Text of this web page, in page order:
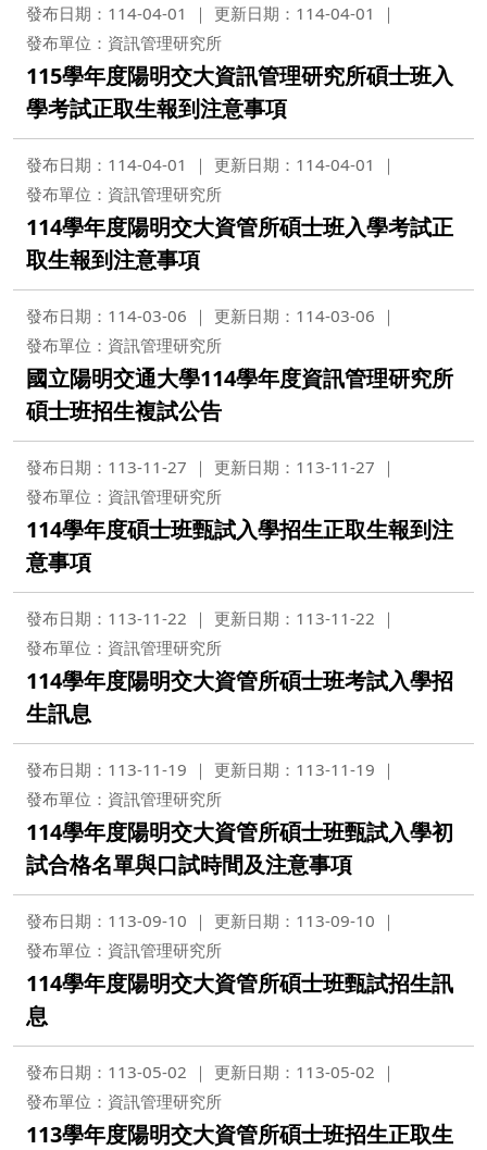
發布日期：114-04-01
更新日期：114-04-01
發布單位：資訊管理研究所
115學年度陽明交大資訊管理研究所碩士班入
學考試正取生報到注意事項
發布日期：114-04-01
更新日期：114-04-01
發布單位：資訊管理研究所
114學年度陽明交大資管所碩士班入學考試正
取生報到注意事項
發布日期：114-03-06
更新日期：114-03-06
發布單位：資訊管理研究所
國立陽明交通大學114學年度資訊管理研究所
碩士班招生複試公告
發布日期：113-11-27
更新日期：113-11-27
發布單位：資訊管理研究所
114學年度碩士班甄試入學招生正取生報到注
意事項
發布日期：113-11-22
更新日期：113-11-22
發布單位：資訊管理研究所
114學年度陽明交大資管所碩士班考試入學招
生訊息
發布日期：113-11-19
更新日期：113-11-19
發布單位：資訊管理研究所
114學年度陽明交大資管所碩士班甄試入學初
試合格名單與口試時間及注意事項
發布日期：113-09-10
更新日期：113-09-10
發布單位：資訊管理研究所
114學年度陽明交大資管所碩士班甄試招生訊
息
發布日期：113-05-02
更新日期：113-05-02
發布單位：資訊管理研究所
113學年度陽明交大資管所碩士班招生正取生